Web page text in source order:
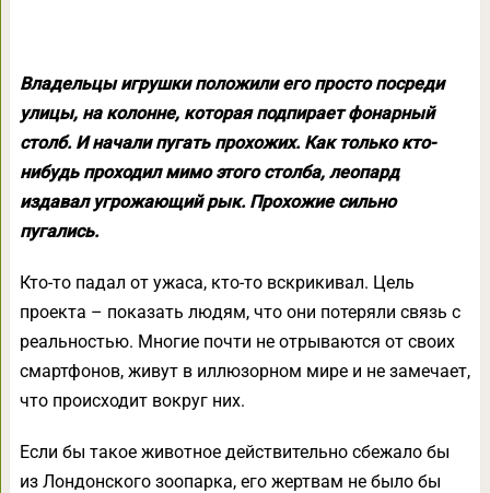
Владельцы игрушки положили его просто посреди
улицы, на колонне, которая подпирает фонарный
столб. И начали пугать прохожих. Как только кто-
нибудь проходил мимо этого столба, леопард
издавал угрожающий рык. Прохожие сильно
пугались.
Кто-то падал от ужаса, кто-то вскрикивал. Цель
проекта – показать людям, что они потеряли связь с
реальностью. Многие почти не отрываются от своих
смартфонов, живут в иллюзорном мире и не замечает,
что происходит вокруг них.
Если бы такое животное действительно сбежало бы
из Лондонского зоопарка, его жертвам не было бы